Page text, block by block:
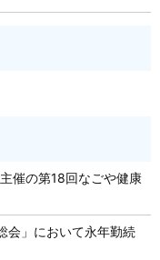
催の第18回なごや健康
会」において永年勤続